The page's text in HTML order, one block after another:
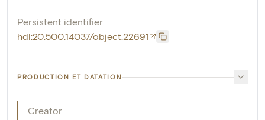
Persistent identifier
hdl:20.500.14037/object.22691
PRODUCTION ET DATATION
Creator